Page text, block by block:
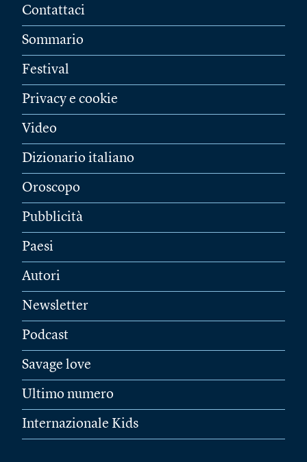
Contattaci
Sommario
Festival
Privacy e cookie
Video
Dizionario italiano
Oroscopo
Pubblicità
Paesi
Autori
Newsletter
Podcast
Savage love
Ultimo numero
Internazionale Kids